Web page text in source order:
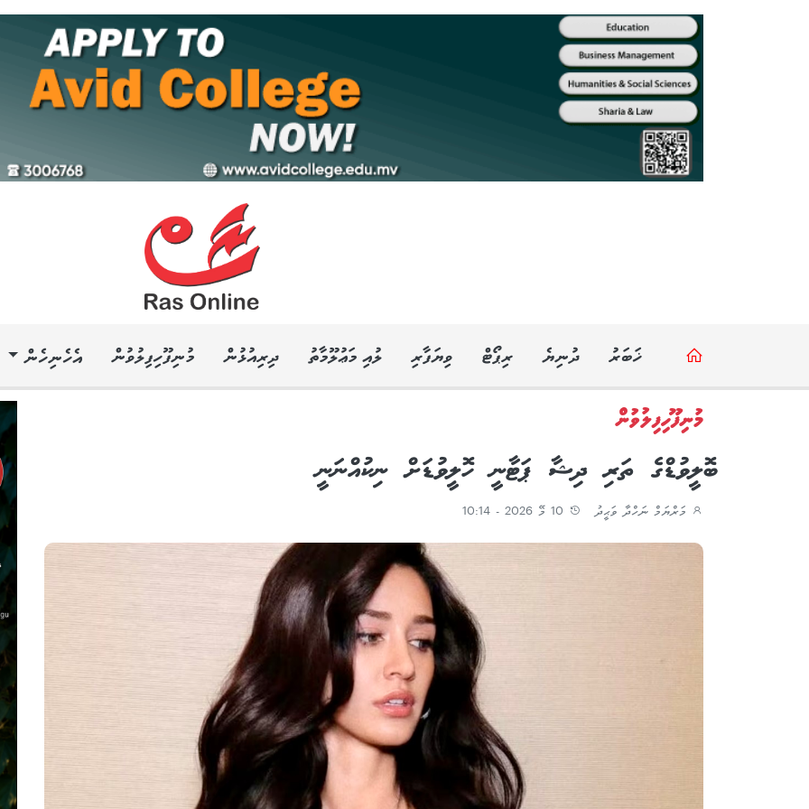
ޚަބަރު ދުނިޔެ ރިޕޯޓް ވިޔަފާރި ލުއި މަޢުލޫމާތު ދިރިއުޅުން މުނިފޫހިފިލުވުން އެހެނިހެން
މުނިފޫހިފިލުވުން
ބޮލީވުޑްގެ ތަރި ދިޝާ ޕަޓާނީ ހޮލީވުޑަށް ނިކުއްނަނީ
މަރްޔަމް ނަހްދާ ވަޙީދު